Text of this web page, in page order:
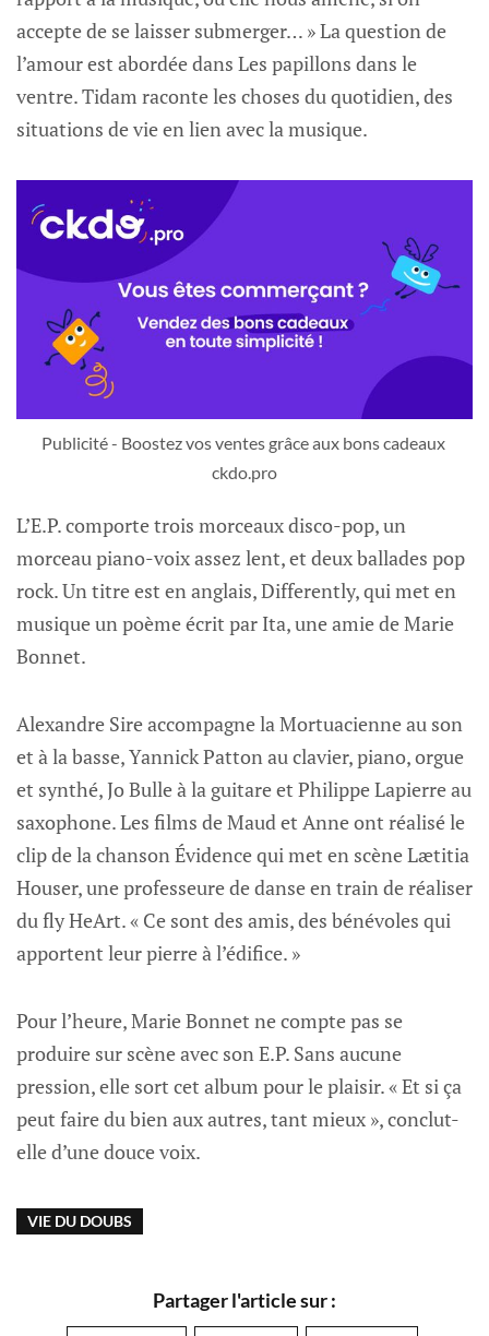
accepte de se laisser submerger… » La question de
l’amour est abordée dans Les papillons dans le
ventre. Tidam raconte les choses du quotidien, des
situations de vie en lien avec la musique.
Publicité - Boostez vos ventes grâce aux bons cadeaux
ckdo.pro
L’E.P. comporte trois morceaux disco-pop, un
morceau piano-voix assez lent, et deux ballades pop
rock. Un titre est en anglais, Differently, qui met en
musique un poème écrit par Ita, une amie de Marie
Bonnet.
Alexandre Sire accompagne la Mortuacienne au son
et à la basse, Yannick Patton au clavier, piano, orgue
et synthé, Jo Bulle à la guitare et Philippe Lapierre au
saxophone. Les films de Maud et Anne ont réalisé le
clip de la chanson Évidence qui met en scène Lætitia
Houser, une professeure de danse en train de réaliser
du fly HeArt. « Ce sont des amis, des bénévoles qui
apportent leur pierre à l’édifice. »
Pour l’heure, Marie Bonnet ne compte pas se
produire sur scène avec son E.P. Sans aucune
pression, elle sort cet album pour le plaisir. « Et si ça
peut faire du bien aux autres, tant mieux », conclut-
elle d’une douce voix.
VIE DU DOUBS
Partager l'article sur :